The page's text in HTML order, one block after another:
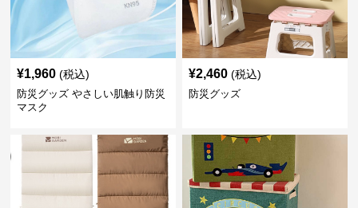
¥1,960 (税込)
防災グッズ やさしい肌触り防災
マスク
¥2,460 (税込)
防災グッズ